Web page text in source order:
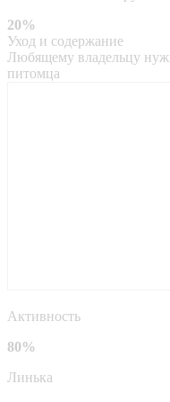
20%
Уход и содержание
Любящему владельцу
питомца
Активность
80%
Линька